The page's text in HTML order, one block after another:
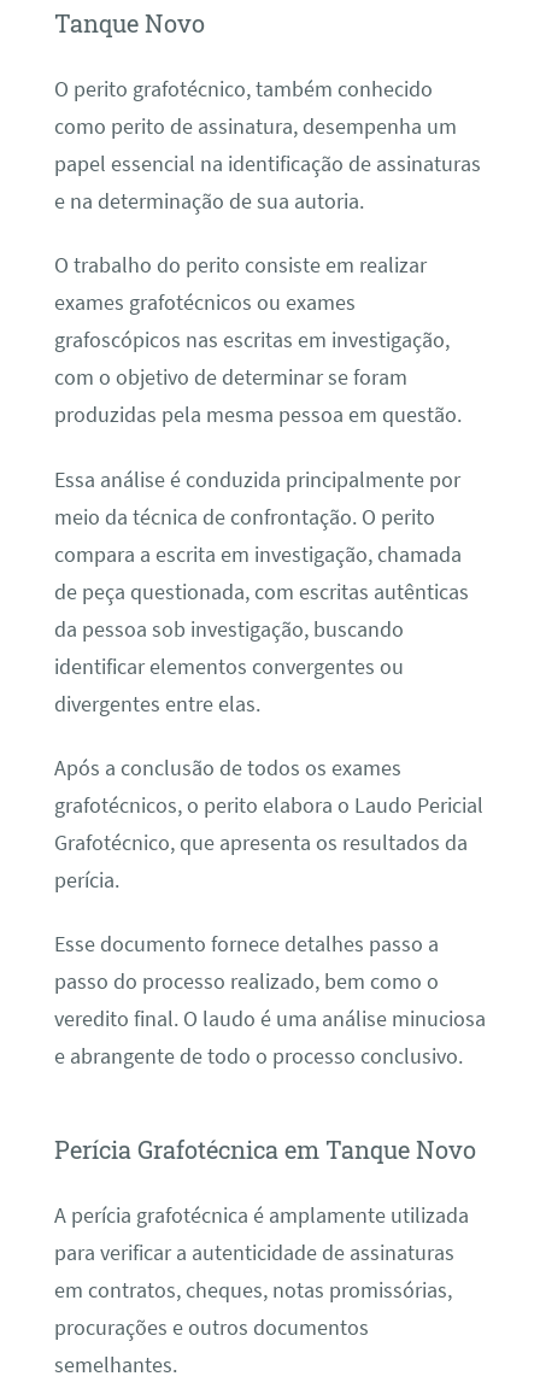
Tanque Novo
O perito grafotécnico, também conhecido
como perito de assinatura, desempenha um
papel essencial na identificação de assinaturas
e na determinação de sua autoria.
O trabalho do perito consiste em realizar
exames grafotécnicos ou exames
grafoscópicos nas escritas em investigação,
com o objetivo de determinar se foram
produzidas pela mesma pessoa em questão.
Essa análise é conduzida principalmente por
meio da técnica de confrontação. O perito
compara a escrita em investigação, chamada
de peça questionada, com escritas autênticas
da pessoa sob investigação, buscando
identificar elementos convergentes ou
divergentes entre elas.
Após a conclusão de todos os exames
grafotécnicos, o perito elabora o Laudo Pericial
Grafotécnico, que apresenta os resultados da
perícia.
Esse documento fornece detalhes passo a
passo do processo realizado, bem como o
veredito final. O laudo é uma análise minuciosa
e abrangente de todo o processo conclusivo.
Perícia Grafotécnica em Tanque Novo
A perícia grafotécnica é amplamente utilizada
para verificar a autenticidade de assinaturas
em contratos, cheques, notas promissórias,
procurações e outros documentos
semelhantes.